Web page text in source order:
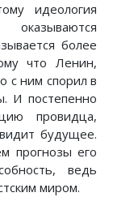
идеология
более
что Ленин,
с ним спорил в
И постепенно
провидца,
будущее.
прогнозы его
ведь
миром.